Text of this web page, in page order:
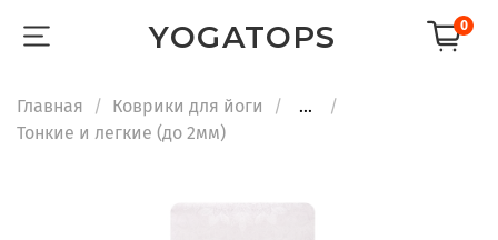
YOGATOPS 0
Главная Коврики для йоги
...
Тонкие и легкие (до 2мм)